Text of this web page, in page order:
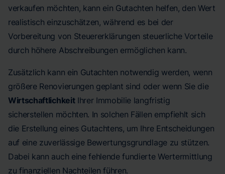
verkaufen möchten, kann ein Gutachten helfen, den Wert
realistisch einzuschätzen, während es bei der
Vorbereitung von Steuererklärungen steuerliche Vorteile
durch höhere Abschreibungen ermöglichen kann.
Zusätzlich kann ein Gutachten notwendig werden, wenn
größere Renovierungen geplant sind oder wenn Sie die
WirtschaftlichkeitIhrer Immobilie langfristig
sicherstellen möchten. In solchen Fällen empfiehlt sich
die Erstellung eines Gutachtens, um Ihre Entscheidungen
auf eine zuverlässige Bewertungsgrundlage zu stützen.
Dabei kann auch eine fehlende fundierte Wertermittlung
zu finanziellen Nachteilen führen.